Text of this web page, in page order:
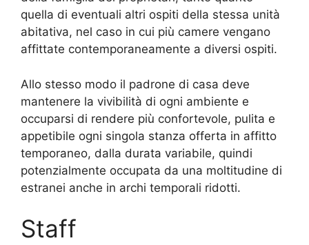
quella di eventuali altri ospiti della stessa unità
abitativa, nel caso in cui più camere vengano
affittate contemporaneamente a diversi ospiti.
Allo stesso modo il padrone di casa deve
mantenere la vivibilità di ogni ambiente e
occuparsi di rendere più confortevole, pulita e
appetibile ogni singola stanza offerta in affitto
temporaneo, dalla durata variabile, quindi
potenzialmente occupata da una moltitudine di
estranei anche in archi temporali ridotti.
Staff